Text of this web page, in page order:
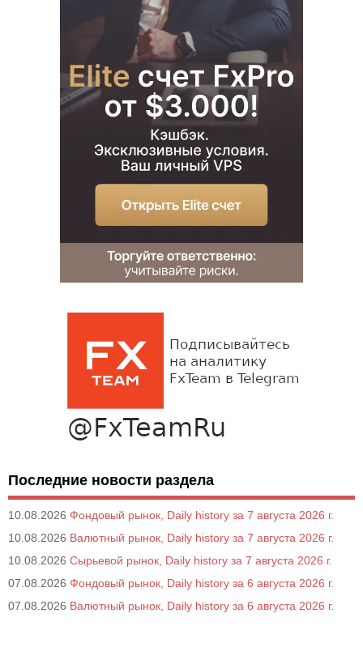
Последние новости раздела
10.08.2026 Фондовый рынок, Daily history за 7 августа 2026 г.
10.08.2026 Валютный рынок, Daily history за 7 августа 2026 г.
10.08.2026 Сырьевой рынок, Daily history за 7 августа 2026 г.
07.08.2026 Фондовый рынок, Daily history за 6 августа 2026 г.
07.08.2026 Валютный рынок, Daily history за 6 августа 2026 г.